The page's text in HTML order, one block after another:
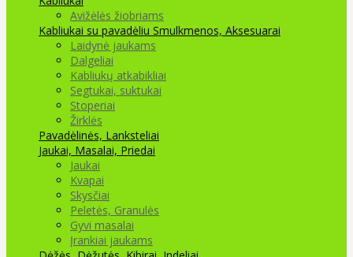
Avižėlės žiobriams
Kabliukai su pavadėliu Smulkmenos, Aksesuarai
Laidynė jaukams
Dalgeliai
Kabliukų atkabikliai
Segtukai, suktukai
Stoperiai
Žirklės
Pavadėlinės, Lanksteliai
Jaukai, Masalai, Priedai
Jaukai
Kvapai
Skysčiai
Peletės, Granulės
Gyvi masalai
Įrankiai jaukams